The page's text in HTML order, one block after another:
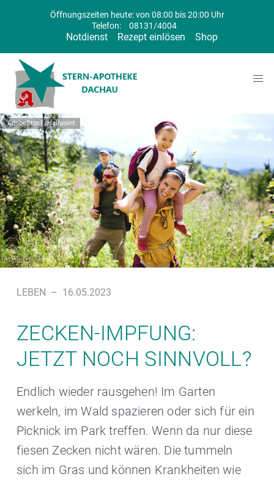
Öffnungszeiten heute: von 08:00 bis 20:00 Uhr
Telefon:
08131/4004
Notdienst Rezept einlösen Shop
AdobeStock/Halfpoint
Symbolbild
LEBEN – 16.05.2023
ZECKEN-IMPFUNG:
JETZT NOCH SINNVOLL?
Endlich wieder rausgehen! Im Garten
werkeln, im Wald spazieren oder sich für ein
Picknick im Park treffen. Wenn da nur diese
fiesen Zecken nicht wären. Die tummeln
sich im Gras und können Krankheiten wie